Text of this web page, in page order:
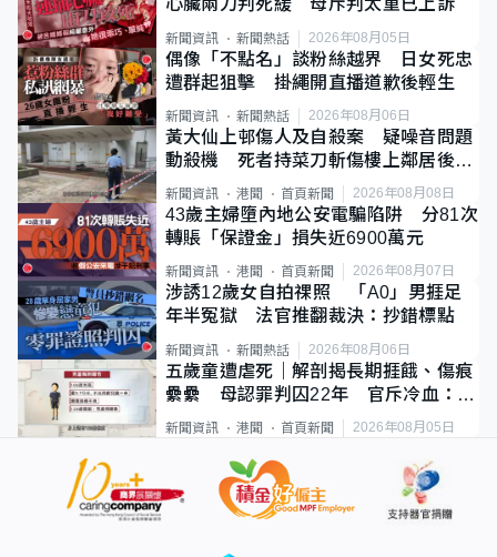
心臟兩刀判死緩 母斥判太重已上訴
新聞資訊 新聞熱話 2026年08月05日
偶像「不點名」談粉絲越界 日女死忠
遭群起狙擊 掛繩開直播道歉後輕生
新聞資訊 新聞熱話 2026年08月06日
黃大仙上邨傷人及自殺案 疑噪音問題
動殺機 死者持菜刀斬傷樓上鄰居後墮
斃
新聞資訊 港聞 首頁新聞 2026年08月08日
43歲主婦墮內地公安電騙陷阱 分81次
轉賬「保證金」損失近6900萬元
新聞資訊 港聞 首頁新聞 2026年08月07日
涉誘12歲女自拍祼照 「A0」男捱足
年半冤獄 法官推翻裁決：抄錯標點
新聞資訊 新聞熱話 2026年08月06日
五歲童遭虐死｜解剖揭長期捱餓、傷痕
纍纍 母認罪判囚22年 官斥冷血：同
類案最惡劣
新聞資訊 港聞 首頁新聞 2026年08月05日